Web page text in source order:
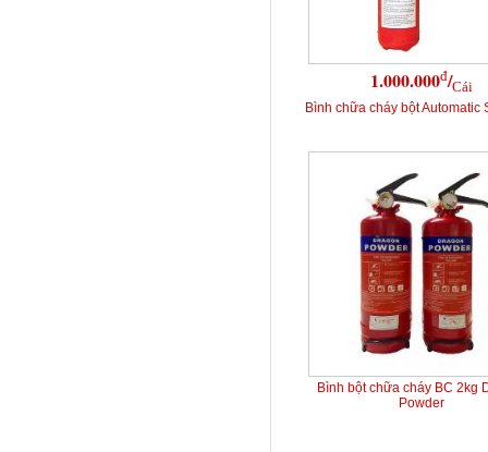
1.000.000đ/Cái
Bình chữa cháy bột Automatic
Bình bột chữa cháy BC 2kg
Powder